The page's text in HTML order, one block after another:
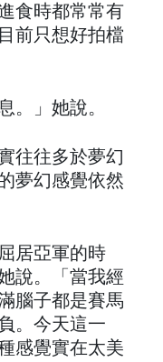
食時都常常有
前只想好拍檔
。」她說。
往往多於夢幻
夢幻感覺依然
居亞軍的時
說。「當我經
腦子都是賽馬
。今天這一
感覺實在太美